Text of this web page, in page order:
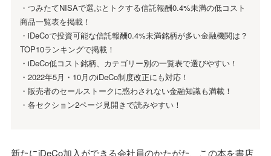
・つみたてNISAで選ぶとトクする信託報酬0.4%未満の低コスト
商品一覧表を掲載！
・iDeCoで投資可能な信託報酬0.4%未満銘柄が多い金融機関は？
TOP10ランキングで掲載！
・iDeCo低コスト銘柄、カテゴリー別の一覧表で選びやすい！
・2022年5月・10月のiDeCo制度改正にも対応！
・販売者のセールストークに惑わされない金融知識も満載！
・各セクション2ページ見開きで読みやすい！
新たにiDeCo加入ができる会社員のかたがた、この本を書店